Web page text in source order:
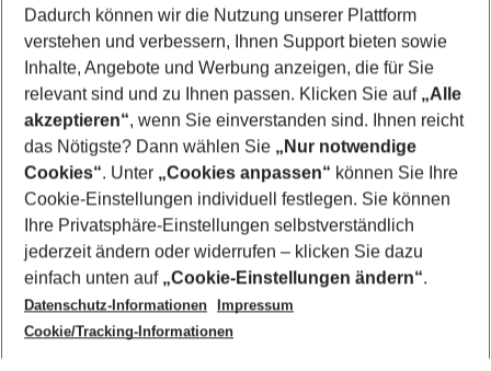
Mehr Filter anzeigen
Footer
Footer navigation
Über uns
AGB
Cookie-Einstellungen ändern
Cookie-Richtlinie
Datenschutz
Service & Hilfe
Barrierefreies Reisen
Check-in
Folgen Sie uns
Dadurch können wir die Nutzung unserer Plattform
verstehen und verbessern, Ihnen Support bieten sowie
Inhalte, Angebote und Werbung anzeigen, die für Sie
relevant sind und zu Ihnen passen. Klicken Sie auf „Alle
akzeptieren“, wenn Sie einverstanden sind. Ihnen reicht
das Nötigste? Dann wählen Sie „Nur notwendige
Cookies“. Unter „Cookies anpassen“ können Sie Ihre
Cookie-Einstellungen individuell festlegen. Sie können
Ihre Privatsphäre-Einstellungen selbstverständlich
jederzeit ändern oder widerrufen – klicken Sie dazu
einfach unten auf „Cookie-Einstellungen ändern“.
Datenschutz-Informationen
Impressum
Cookie/Tracking-Informationen